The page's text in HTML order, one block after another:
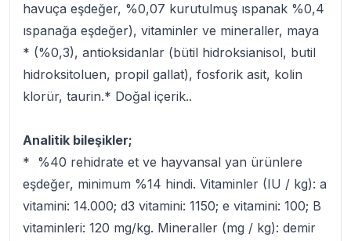
havuça eşdeğer, %0,07 kurutulmuş ıspanak %0,4
ıspanağa eşdeğer), vitaminler ve mineraller, maya
* (%0,3), antioksidanlar (bütil hidroksianisol, butil
hidroksitoluen, propil gallat), fosforik asit, kolin
klorür, taurin.* Doğal içerik..
Analitik bileşikler;
* %40 rehidrate et ve hayvansal yan ürünlere
eşdeğer, minimum %14 hindi. Vitaminler (IU / kg): a
vitamini: 14.000; d3 vitamini: 1150; e vitamini: 100; B
vitaminleri: 120 mg/kg. Mineraller (mg / kg): demir